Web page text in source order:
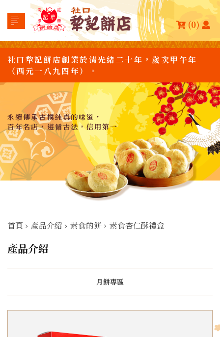
(0)
社口犂記餅店創業於清光緒二十年，歲次甲午年
（西元一八九四年）。
永續傳承古樸純真的味道，
百年名店，遵循古法，信用第一
首頁 › 產品介紹 › 素食的餅 › 素食杏仁酥禮盒
產品介紹
月餅專區